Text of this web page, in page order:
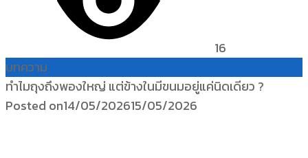
16
บทความ
ทำไมถุงถึงพองใหญ่ แต่ข้างในมีขนมอยู่แค่นิดเดียว ?
Posted on14/05/202615/05/2026